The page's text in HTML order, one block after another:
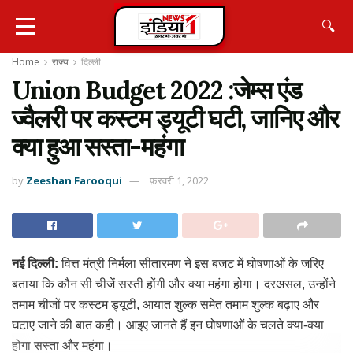
🔍
Home राज्य दिल्ली
Union Budget 2022 :जेम्स एंड
ज्वैलरी पर कस्टम ड्यूटी घटी, जानिए और
क्या हुआ सस्ता-महंगा
by Zeeshan Farooqui फ़रवरी 1, 2022
नई दिल्ली: वित्त मंत्री निर्मला सीतारमण ने इस बजट में घोषणाओं के जरिए
बताया कि कौन सी चीजें सस्ती होंगी और क्या महंगा होगा। दरअसल, उन्होंने
तमाम चीजों पर कस्टम ड्यूटी, आयात शुल्क समेत तमाम शुल्क बढ़ाए और
घटाए जाने की बात कही। आइए जानते हैं इन घोषणाओं के चलते क्या-क्या
होगा सस्ता और महंगा।